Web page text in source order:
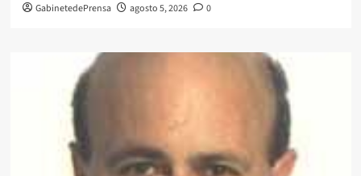
GabinetedePrensa agosto 5, 2026 0